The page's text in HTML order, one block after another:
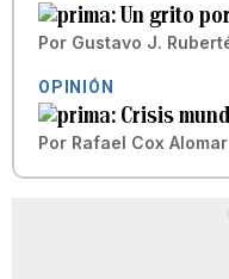
Un grito
Por Gustavo J.
OPINIÓN
Crisis
Por Rafael Cox Alomar